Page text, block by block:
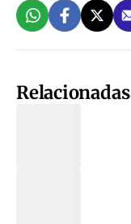
Relacionadas